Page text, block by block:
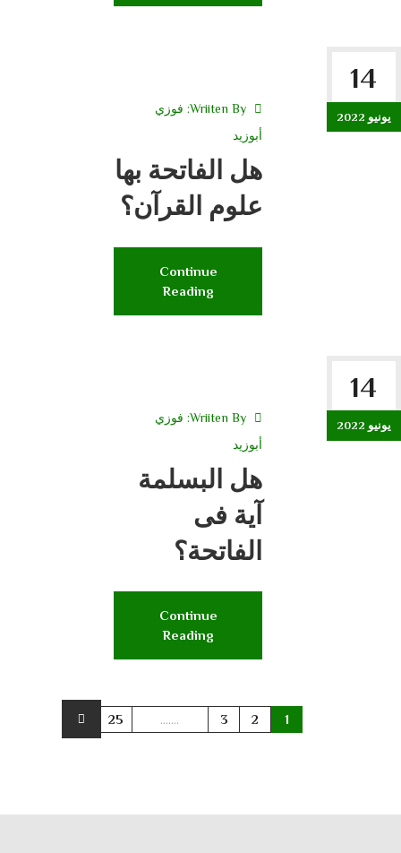
14
يونيو 2022
Wriiten By: فوزي
أبوزيد
هل الفاتحة بها
علوم القرآن؟
Continue
Reading
14
يونيو 2022
Wriiten By: فوزي
أبوزيد
هل البسلمة
آية فى
الفاتحة؟
Continue
Reading
1
2
3
.......
25